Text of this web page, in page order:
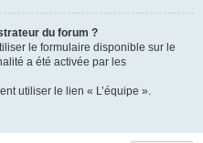
du forum ?
le formulaire disponible sur le
a été activée par les
utiliser le lien « L’équipe ».